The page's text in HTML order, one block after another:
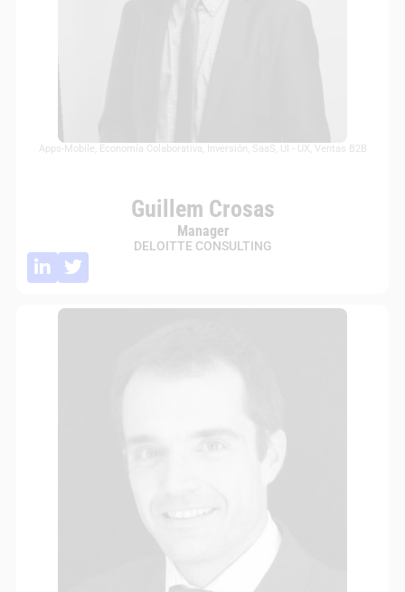
Apps-Mobile Economía Colaborativa Inversión SaaS UI - UX Ventas B2B
Guillem Crosas
Manager
DELOITTE CONSULTING